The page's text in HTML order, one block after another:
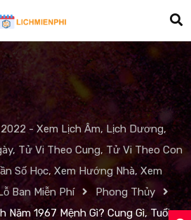
- Xem Lịch Âm, Lịch Dương,
Tử Vi Theo Cung, Tử Vi Theo Con
Số Học, Xem Hướng Nhà, Xem
Ban Miễn Phí
Phong Thủy
Năm 1967 Mệnh Gì? Cung Gì, Tuổi